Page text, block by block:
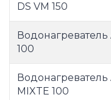
DS VM 150
100
Водонагреватель
MIXTE 100